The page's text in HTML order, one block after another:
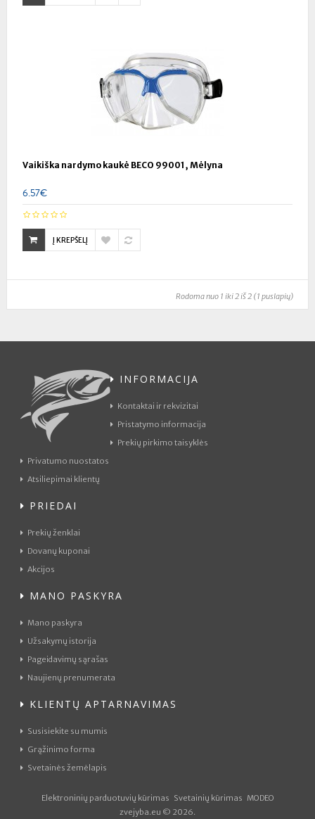
Vaikiška nardymo kaukė BECO 99001, Mėlyna
6.57€
Į KREPŠELĮ
Rodoma nuo 1 iki 2 iš 2 (1 puslapių)
INFORMACIJA
Kontaktai ir rekvizitai
Pristatymo informacija
Prekių pirkimo taisyklės
Privatumo nuostatos
Atsiliepimai klientų
PRIEDAI
Prekių ženklai
Dovanų kuponai
Akcijos
MANO PASKYRA
Mano paskyra
Užsakymų istorija
Pageidavimų sąrašas
Naujienų prenumerata
KLIENTŲ APTARNAVIMAS
Susisiekite su mumis
Grąžinimo forma
Svetainės žemėlapis
Elektroninių parduotuvių kūrimas Svetainių kūrimas MODEO
zvejyba.eu © 2026.